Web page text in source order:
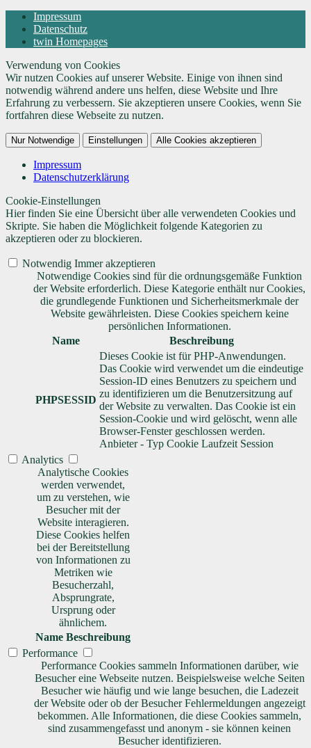
Impressum
Datenschutz
twin Homepages
Verwendung von Cookies
Wir nutzen Cookies auf unserer Website. Einige von ihnen sind
notwendig während andere uns helfen, diese Website und Ihre
Erfahrung zu verbessern. Sie akzeptieren unsere Cookies, wenn Sie
fortfahren diese Webseite zu nutzen.
Nur Notwendige Einstellungen Alle Cookies akzeptieren
Impressum
Datenschutzerklärung
Cookie-Einstellungen
Hier finden Sie eine Übersicht über alle verwendeten Cookies und
Skripte. Sie haben die Möglichkeit folgende Kategorien zu
akzeptieren oder zu blockieren.
Notwendig Immer akzeptieren
Notwendige Cookies sind für die ordnungsgemäße Funktion
der Website erforderlich. Diese Kategorie enthält nur Cookies,
die grundlegende Funktionen und Sicherheitsmerkmale der
Website gewährleisten. Diese Cookies speichern keine
persönlichen Informationen.
Name
Beschreibung
PHPSESSID
Dieses Cookie ist für PHP-Anwendungen.
Das Cookie wird verwendet um die eindeutige
Session-ID eines Benutzers zu speichern und
zu identifizieren um die Benutzersitzung auf
der Website zu verwalten. Das Cookie ist ein
Session-Cookie und wird gelöscht, wenn alle
Browser-Fenster geschlossen werden.
Anbieter - Typ Cookie Laufzeit Session
Analytics
Analytische Cookies
werden verwendet,
um zu verstehen, wie
Besucher mit der
Website interagieren.
Diese Cookies helfen
bei der Bereitstellung
von Informationen zu
Metriken wie
Besucherzahl,
Absprungrate,
Ursprung oder
ähnlichem.
Name Beschreibung
Performance
Performance Cookies sammeln Informationen darüber, wie
Besucher eine Webseite nutzen. Beispielsweise welche Seiten
Besucher wie häufig und wie lange besuchen, die Ladezeit
der Website oder ob der Besucher Fehlermeldungen angezeigt
bekommen. Alle Informationen, die diese Cookies sammeln,
sind zusammengefasst und anonym - sie können keinen
Besucher identifizieren.